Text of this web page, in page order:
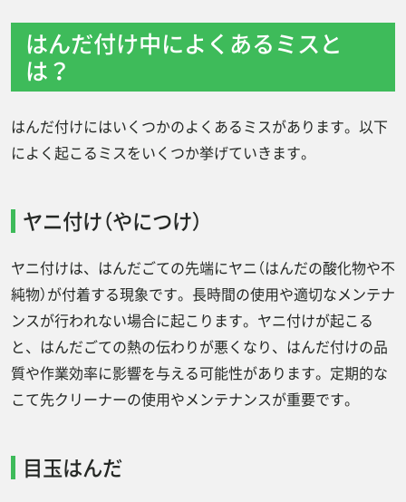
はんだ付け中によくあるミスと
は？
はんだ付けにはいくつかのよくあるミスがあります。以下
によく起こるミスをいくつか挙げていきます。
ヤニ付け（やにつけ）
ヤニ付けは、はんだごての先端にヤニ（はんだの酸化物や不
純物）が付着する現象です。長時間の使用や適切なメンテナ
ンスが行われない場合に起こります。ヤニ付けが起こる
と、はんだごての熱の伝わりが悪くなり、はんだ付けの品
質や作業効率に影響を与える可能性があります。定期的な
こて先クリーナーの使用やメンテナンスが重要です。
目玉はんだ